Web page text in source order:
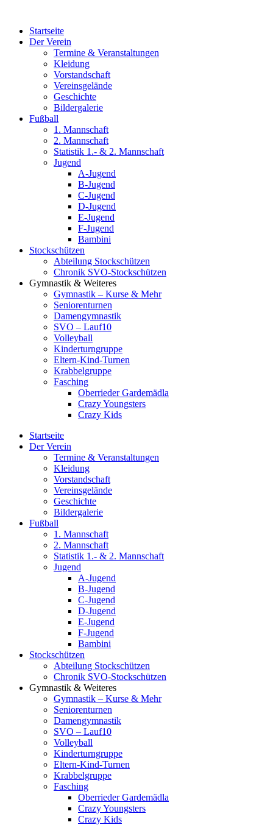
wechselnStartseite
Der Verein
Termine & Veranstaltungen
Kleidung
Vorstandschaft
Vereinsgelände
Geschichte
Bildergalerie
Fußball
1. Mannschaft
2. Mannschaft
Statistik 1.- & 2. Mannschaft
Jugend
A-Jugend
B-Jugend
C-Jugend
D-Jugend
E-Jugend
F-Jugend
Bambini
Stockschützen
Abteilung Stockschützen
Chronik SVO-Stockschützen
Gymnastik & Weiteres
Gymnastik – Kurse & Mehr
Seniorenturnen
Damengymnastik
SVO – Lauf10
Volleyball
Kinderturngruppe
Eltern-Kind-Turnen
Krabbelgruppe
Fasching
Oberrieder Gardemädla
Crazy Youngsters
Crazy Kids
Startseite
Der Verein
Termine & Veranstaltungen
Kleidung
Vorstandschaft
Vereinsgelände
Geschichte
Bildergalerie
Fußball
1. Mannschaft
2. Mannschaft
Statistik 1.- & 2. Mannschaft
Jugend
A-Jugend
B-Jugend
C-Jugend
D-Jugend
E-Jugend
F-Jugend
Bambini
Stockschützen
Abteilung Stockschützen
Chronik SVO-Stockschützen
Gymnastik & Weiteres
Gymnastik – Kurse & Mehr
Seniorenturnen
Damengymnastik
SVO – Lauf10
Volleyball
Kinderturngruppe
Eltern-Kind-Turnen
Krabbelgruppe
Fasching
Oberrieder Gardemädla
Crazy Youngsters
Crazy Kids